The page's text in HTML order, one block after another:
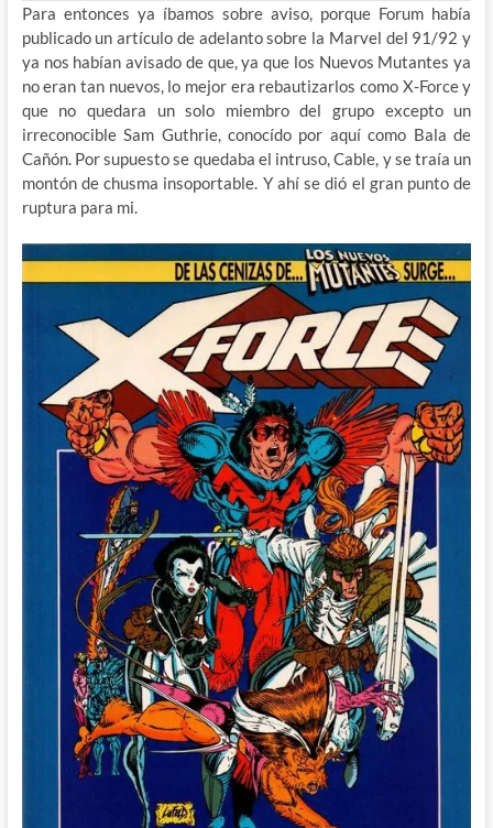
Para entonces ya íbamos sobre aviso, porque Forum había
publicado un artículo de adelanto sobre la Marvel del 91/92 y
ya nos habían avisado de que, ya que los Nuevos Mutantes ya
no eran tan nuevos, lo mejor era rebautizarlos como X-Force y
que no quedara un solo miembro del grupo excepto un
irreconocible Sam Guthrie, conocído por aquí como Bala de
Cañón. Por supuesto se quedaba el intruso, Cable, y se traía un
montón de chusma insoportable. Y ahí se dió el gran punto de
ruptura para mi.